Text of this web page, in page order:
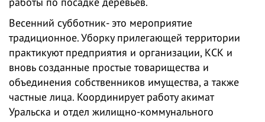
Весенний субботник- это мероприятие
традиционное. Уборку прилегающей территории
практикуют предприятия и организации, КСК и
вновь созданные простые товарищества и
объединения собственников имущества, а также
частные лица. Координирует работу акимат
Уральска и отдел жилищно-коммунального